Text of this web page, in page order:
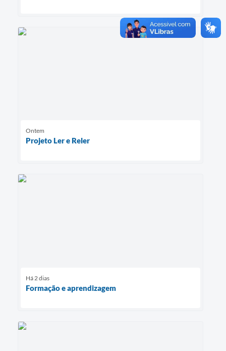
Ontem
Projeto Ler e Reler
Há 2 dias
Formação e aprendizagem